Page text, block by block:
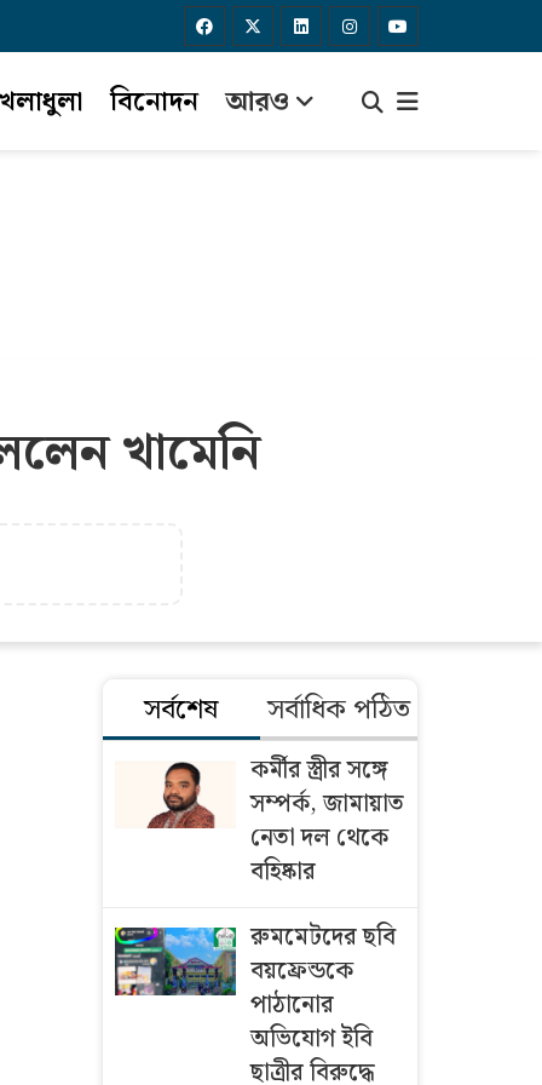
বিনোদন আরও
খামেনি
সর্বশেষ সর্বাধিক পঠিত
কর্মীর স্ত্রীর সঙ্গে
সম্পর্ক, জামায়াত
নেতা দল থেকে
বহিষ্কার
রুমমেটদের ছবি
বয়ফ্রেন্ডকে
পাঠানোর
অভিযোগ ইবি
ছাত্রীর বিরুদ্ধে